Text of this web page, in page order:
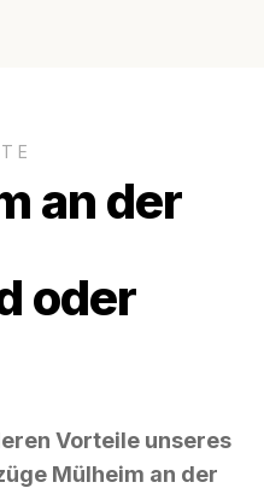
an der
oder
Vorteile unseres
Mülheim an der